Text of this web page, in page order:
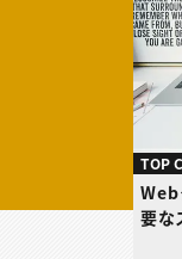
TOP
Web
要な